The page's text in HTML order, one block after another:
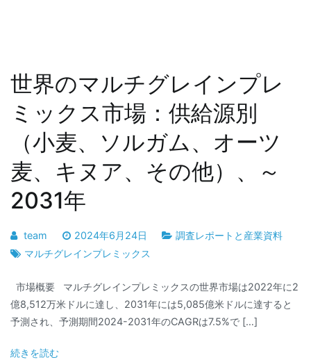
世界のマルチグレインプレ
ミックス市場：供給源別
（小麦、ソルガム、オーツ
麦、キヌア、その他）、～
2031年
team 2024年6月24日
調査レポートと産業資料
マルチグレインプレミックス
市場概要 マルチグレインプレミックスの世界市場は2022年に2
億8,512万米ドルに達し、2031年には5,085億米ドルに達すると
予測され、予測期間2024-2031年のCAGRは7.5%で […]
続きを読む